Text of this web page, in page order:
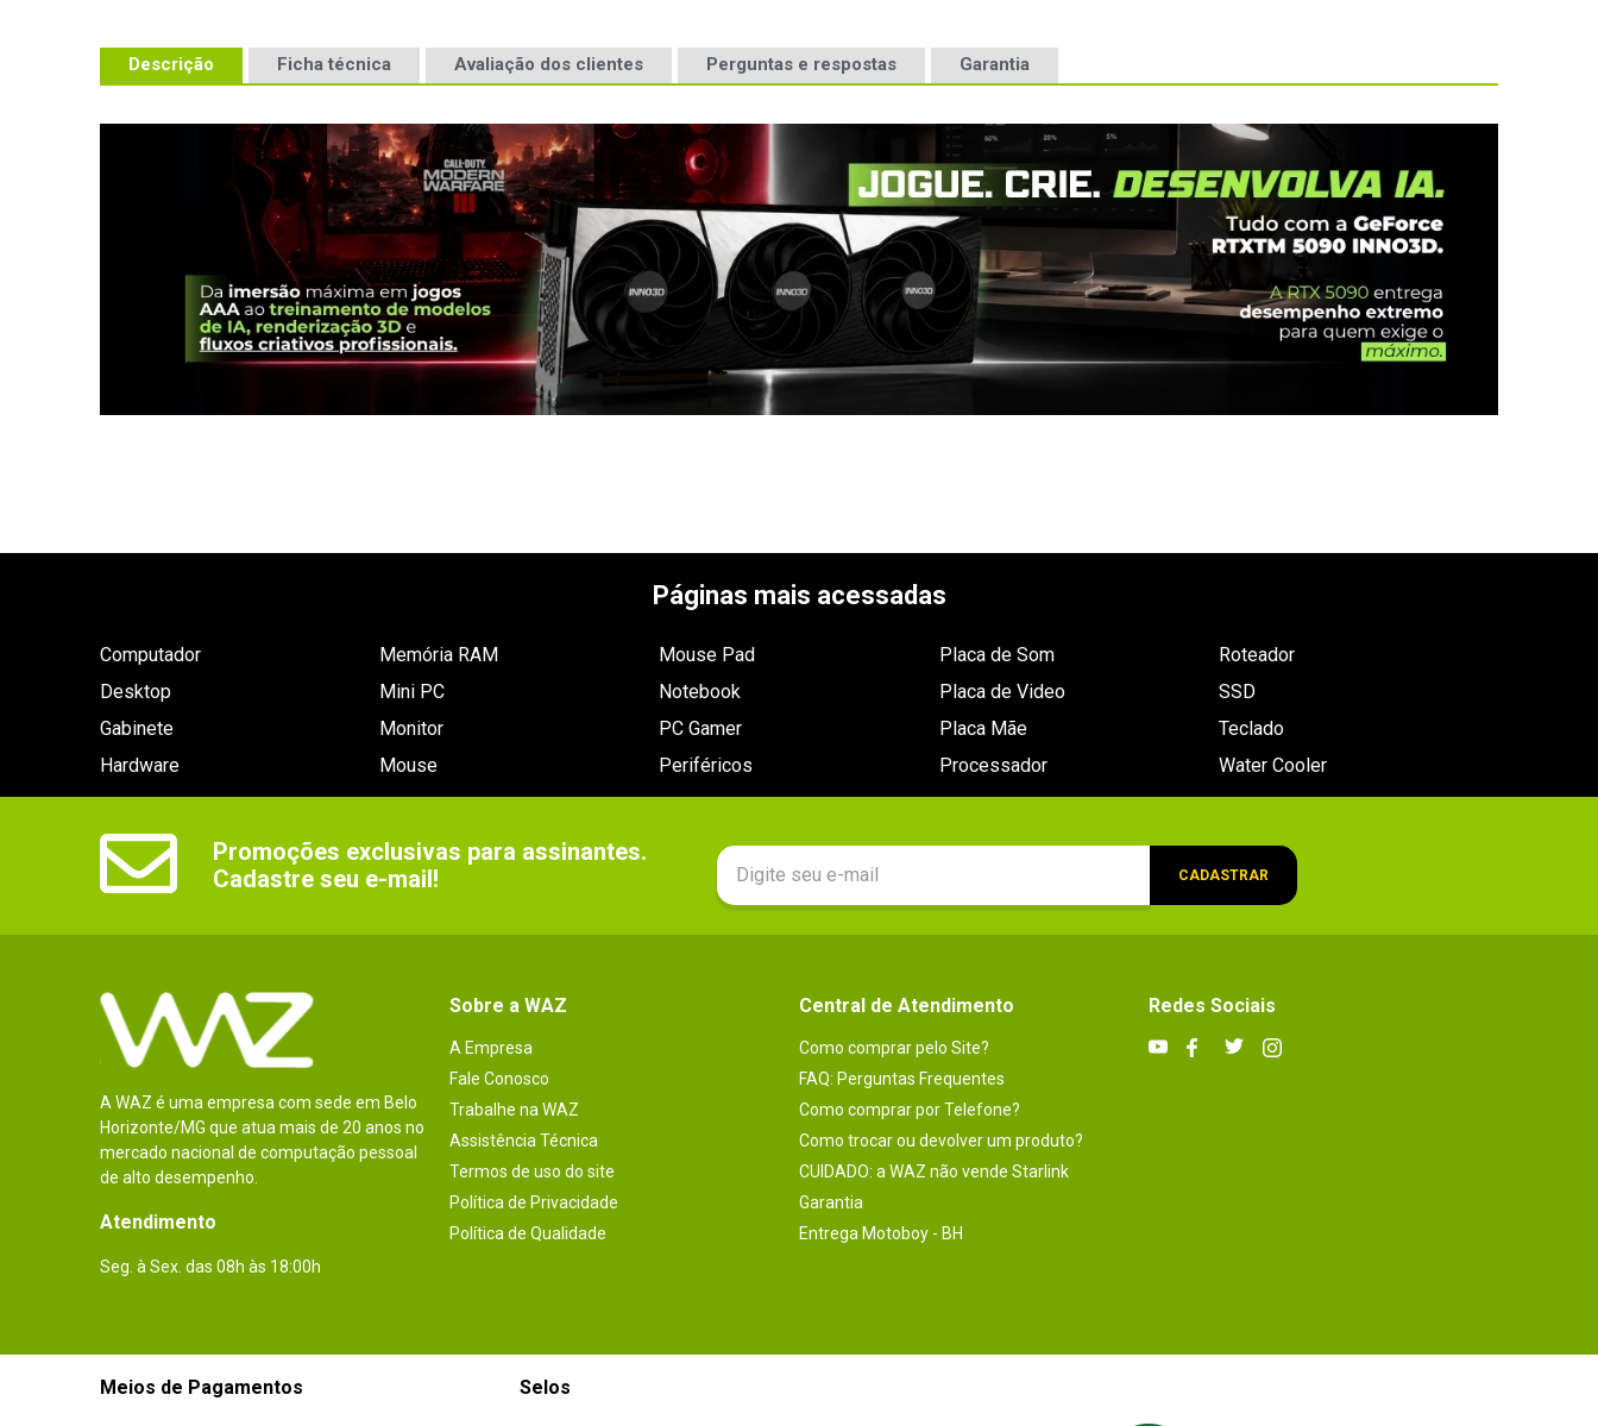
Descrição Ficha técnica Avaliação dos clientes Perguntas e respostas Garantia
Páginas mais acessadas
Computador
Desktop
Gabinete
Hardware
Memória RAM
Mini PC
Monitor
Mouse
Mouse Pad
Notebook
PC Gamer
Periféricos
Placa de Som
Placa de Video
Placa Mãe
Processador
Roteador
SSD
Teclado
Water Cooler
Promoções exclusivas para assinantes.
Cadastre seu e-mail!
CADASTRAR
A WAZ é uma empresa com sede em Belo
Horizonte/MG que atua mais de 20 anos no
mercado nacional de computação pessoal
de alto desempenho.
Atendimento
Seg. à Sex. das 08h às 18:00h
Sobre a WAZ
A Empresa
Fale Conosco
Trabalhe na WAZ
Assistência Técnica
Termos de uso do site
Política de Privacidade
Política de Qualidade
Central de Atendimento
Como comprar pelo Site?
FAQ: Perguntas Frequentes
Como comprar por Telefone?
Como trocar ou devolver um produto?
CUIDADO: a WAZ não vende Starlink
Garantia
Entrega Motoboy - BH
Redes Sociais
Meios de Pagamentos Selos